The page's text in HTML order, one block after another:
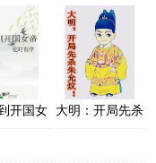
开国女
大明：开局先杀